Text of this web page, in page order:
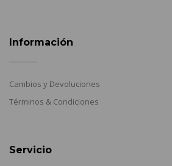
Información
Cambios y Devoluciones
Términos & Condiciones
Servicio